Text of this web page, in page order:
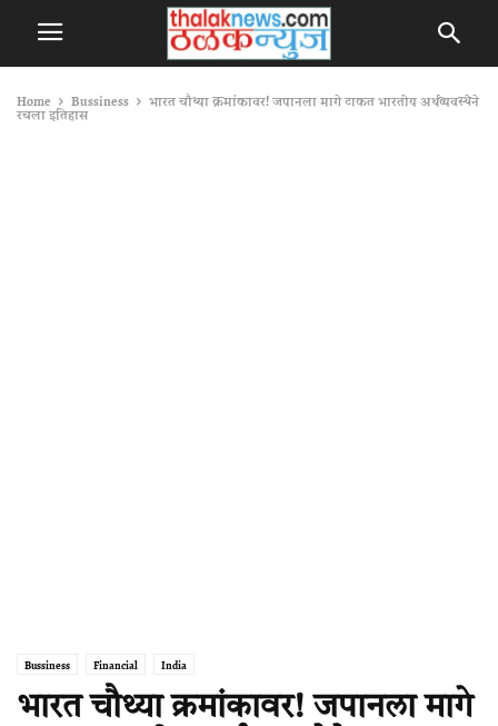
Home Bussiness भारत चौथ्या क्रमांकावर! जपानला मागे टाकत भारतीय अर्थव्यवस्थेने
रचला इतिहास
Bussiness Financial India
भारत चौथ्या क्रमांकावर! जपानला मागे